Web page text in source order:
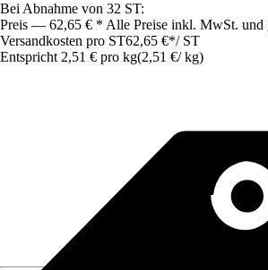
Bei Abnahme von 32 ST:
Preis — 62,65 € * Alle Preise inkl. MwSt. und
Versandkosten pro ST62,65 €*/ ST
Entspricht 2,51 € pro kg(2,51 €/ kg)